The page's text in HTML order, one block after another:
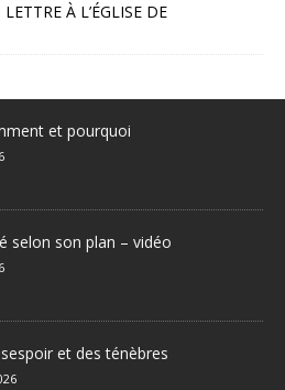
LETTRE À L’ÉGLISE DE
et pourquoi
selon son plan – vidéo
et des ténèbres